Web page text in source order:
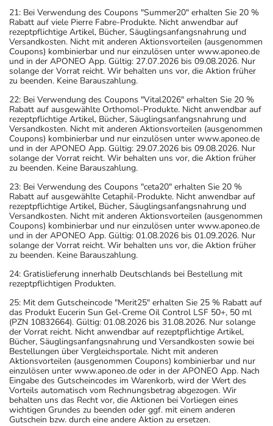
21: Bei Verwendung des Coupons "Summer20" erhalten Sie 20 %
Rabatt auf viele Pierre Fabre-Produkte. Nicht anwendbar auf
rezeptpflichtige Artikel, Bücher, Säuglingsanfangsnahrung und
Versandkosten. Nicht mit anderen Aktionsvorteilen (ausgenommen
Coupons) kombinierbar und nur einzulösen unter www.aponeo.de
und in der APONEO App. Gültig: 27.07.2026 bis 09.08.2026. Nur
solange der Vorrat reicht. Wir behalten uns vor, die Aktion früher
zu beenden. Keine Barauszahlung.
22: Bei Verwendung des Coupons "Vital2026" erhalten Sie 20 %
Rabatt auf ausgewählte Orthomol-Produkte. Nicht anwendbar auf
rezeptpflichtige Artikel, Bücher, Säuglingsanfangsnahrung und
Versandkosten. Nicht mit anderen Aktionsvorteilen (ausgenommen
Coupons) kombinierbar und nur einzulösen unter www.aponeo.de
und in der APONEO App. Gültig: 29.07.2026 bis 09.08.2026. Nur
solange der Vorrat reicht. Wir behalten uns vor, die Aktion früher
zu beenden. Keine Barauszahlung.
23: Bei Verwendung des Coupons "ceta20" erhalten Sie 20 %
Rabatt auf ausgewählte Cetaphil-Produkte. Nicht anwendbar auf
rezeptpflichtige Artikel, Bücher, Säuglingsanfangsnahrung und
Versandkosten. Nicht mit anderen Aktionsvorteilen (ausgenommen
Coupons) kombinierbar und nur einzulösen unter www.aponeo.de
und in der APONEO App. Gültig: 01.08.2026 bis 01.09.2026. Nur
solange der Vorrat reicht. Wir behalten uns vor, die Aktion früher
zu beenden. Keine Barauszahlung.
24: Gratislieferung innerhalb Deutschlands bei Bestellung mit
rezeptpflichtigen Produkten.
25: Mit dem Gutscheincode "Merit25" erhalten Sie 25 % Rabatt auf
das Produkt Eucerin Sun Gel-Creme Oil Control LSF 50+, 50 ml
(PZN 10832664). Gültig: 01.08.2026 bis 31.08.2026. Nur solange
der Vorrat reicht. Nicht anwendbar auf rezeptpflichtige Artikel,
Bücher, Säuglingsanfangsnahrung und Versandkosten sowie bei
Bestellungen über Vergleichsportale. Nicht mit anderen
Aktionsvorteilen (ausgenommen Coupons) kombinierbar und nur
einzulösen unter www.aponeo.de oder in der APONEO App. Nach
Eingabe des Gutscheincodes im Warenkorb, wird der Wert des
Vorteils automatisch vom Rechnungsbetrag abgezogen. Wir
behalten uns das Recht vor, die Aktionen bei Vorliegen eines
wichtigen Grundes zu beenden oder ggf. mit einem anderen
Gutschein bzw. durch eine andere Aktion zu ersetzen.